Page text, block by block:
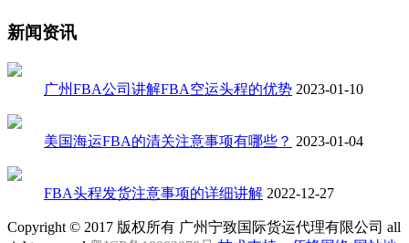
新闻资讯
广州FBA公司讲解FBA空运头程的优势 2023-01-10
美国海运FBA的清关注意事项有哪些？ 2023-01-04
FBA头程发货注意事项的详细讲解 2022-12-27
Copyright © 2017 版权所有 广州宁致国际货运代理有限公司 all